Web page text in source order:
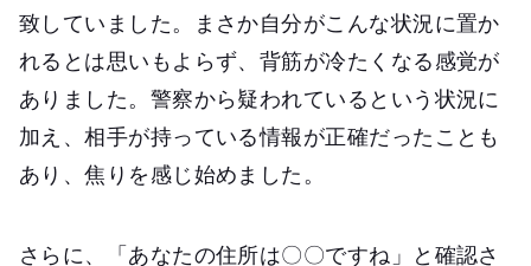
致していました。まさか自分がこんな状況に置か
れるとは思いもよらず、背筋が冷たくなる感覚が
ありました。警察から疑われているという状況に
加え、相手が持っている情報が正確だったことも
あり、焦りを感じ始めました。
さらに、「あなたの住所は〇〇ですね」と確認さ